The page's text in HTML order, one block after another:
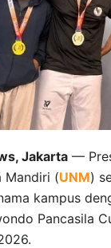
Jakarta —
Mandiri (UNM)
kampus
Pancasila